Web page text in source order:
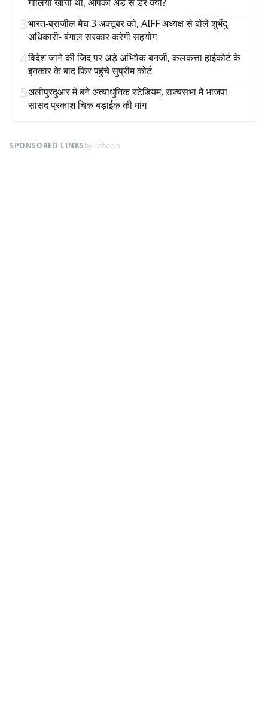
3भारत-ब्राजील मैच 3 अक्टूबर को, AIFF अध्यक्ष से बोले शुभेंदु
अधिकारी- बंगाल सरकार करेगी सहयोग
4विदेश जाने की जिद पर अड़े अभिषेक बनर्जी, कलकत्ता हाईकोर्ट के
इनकार के बाद फिर पहुंचे सुप्रीम कोर्ट
5अलीपुरदुआर में बने अत्याधुनिक स्टेडियम, राज्यसभा में भाजपा
सांसद प्रकाश चिक बड़ाईक की मांग
SPONSORED LINKSby Taboola